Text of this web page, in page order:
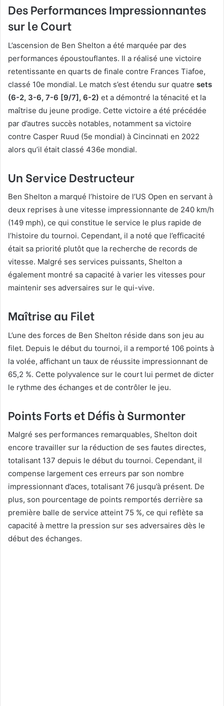
Des Performances Impressionnantes
sur le Court
L’ascension de Ben Shelton a été marquée par des
performances époustouflantes. Il a réalisé une victoire
retentissante en quarts de finale contre Frances Tiafoe,
classé 10e mondial. Le match s’est étendu sur quatre sets
(6-2, 3-6, 7-6 [9/7], 6-2) et a démontré la ténacité et la
maîtrise du jeune prodige. Cette victoire a été précédée
par d’autres succès notables, notamment sa victoire
contre Casper Ruud (5e mondial) à Cincinnati en 2022
alors qu’il était classé 436e mondial.
Un Service Destructeur
Ben Shelton a marqué l’histoire de l’US Open en servant à
deux reprises à une vitesse impressionnante de 240 km/h
(149 mph), ce qui constitue le service le plus rapide de
l’histoire du tournoi. Cependant, il a noté que l’efficacité
était sa priorité plutôt que la recherche de records de
vitesse. Malgré ses services puissants, Shelton a
également montré sa capacité à varier les vitesses pour
maintenir ses adversaires sur le qui-vive.
Maîtrise au Filet
L’une des forces de Ben Shelton réside dans son jeu au
filet. Depuis le début du tournoi, il a remporté 106 points à
la volée, affichant un taux de réussite impressionnant de
65,2 %. Cette polyvalence sur le court lui permet de dicter
le rythme des échanges et de contrôler le jeu.
Points Forts et Défis à Surmonter
Malgré ses performances remarquables, Shelton doit
encore travailler sur la réduction de ses fautes directes,
totalisant 137 depuis le début du tournoi. Cependant, il
compense largement ces erreurs par son nombre
impressionnant d’aces, totalisant 76 jusqu’à présent. De
plus, son pourcentage de points remportés derrière sa
première balle de service atteint 75 %, ce qui reflète sa
capacité à mettre la pression sur ses adversaires dès le
début des échanges.